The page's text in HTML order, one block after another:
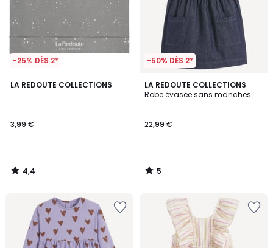
-25% DÈS 2*
LA REDOUTE COLLECTIONS
.
3,99 €
4,4
4,4
/
-50% DÈS 2*
LA REDOUTE COLLECTIONS
Robe évasée sans manches
22,99 €
5
/
5
/